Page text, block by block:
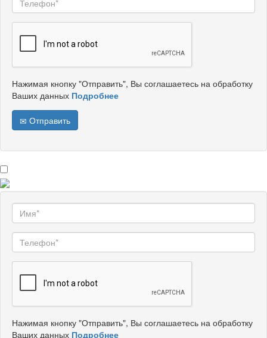
Нажимая кнопку "Отправить", Вы соглашаетесь на обработку
Ваших данных Подробнее
Отправить
Нажимая кнопку "Отправить", Вы соглашаетесь на обработку
Ваших данных Подробнее